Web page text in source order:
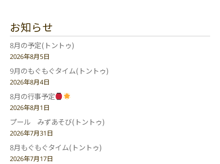
お知らせ
8月の予定(トントゥ)
2026年8月5日
9月のもぐもぐタイム(トントゥ)
2026年8月4日
8月の行事予定
2026年8月1日
プール みずあそび(トントゥ)
2026年7月31日
8月もぐもぐタイム(トントゥ)
2026年7月17日